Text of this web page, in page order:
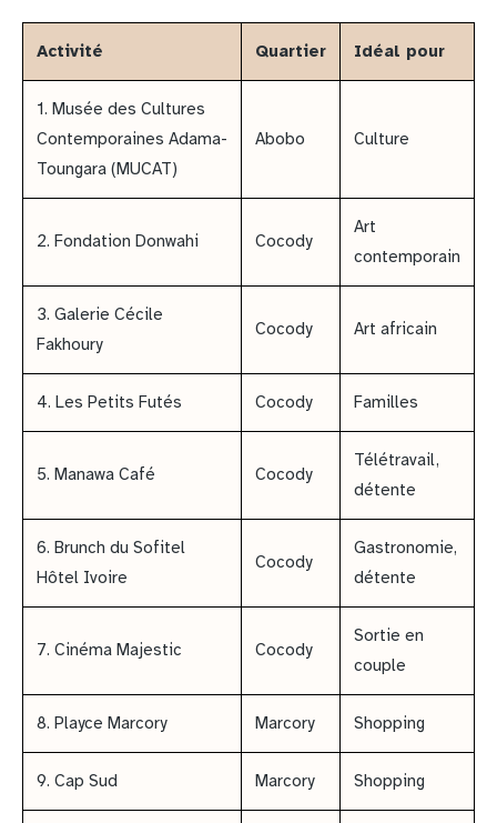
Activité Quartier Idéal pour
1. Musée des Cultures
Contemporaines Adama-
Toungara (MUCAT)
Abobo Culture
2. Fondation Donwahi Cocody
Art
contemporain
3. Galerie Cécile
Fakhoury
Cocody Art africain
4. Les Petits Futés Cocody Familles
5. Manawa Café Cocody
Télétravail,
détente
6. Brunch du Sofitel
Hôtel Ivoire
Cocody
Gastronomie,
détente
7. Cinéma Majestic Cocody
Sortie en
couple
8. Playce Marcory Marcory Shopping
9. Cap Sud Marcory Shopping